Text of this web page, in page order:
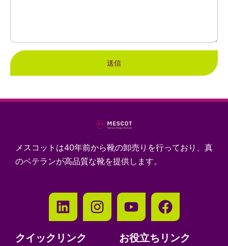
送信
メスコットは40年前から靴の卸売りを行っており、真
のベテランが高品質な靴を提供します。
クイックリンク お役立ちリンク